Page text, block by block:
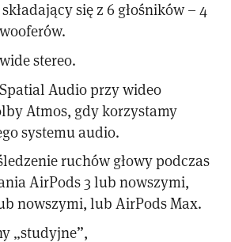
się z 6 głośników – 4
stereo.
Audio przy wideo
Atmos, gdy korzystamy
systemu audio.
ruchów głowy podczas
AirPods 3 lub nowszymi,
nowszymi, lub AirPods Max.
„studyjne”,